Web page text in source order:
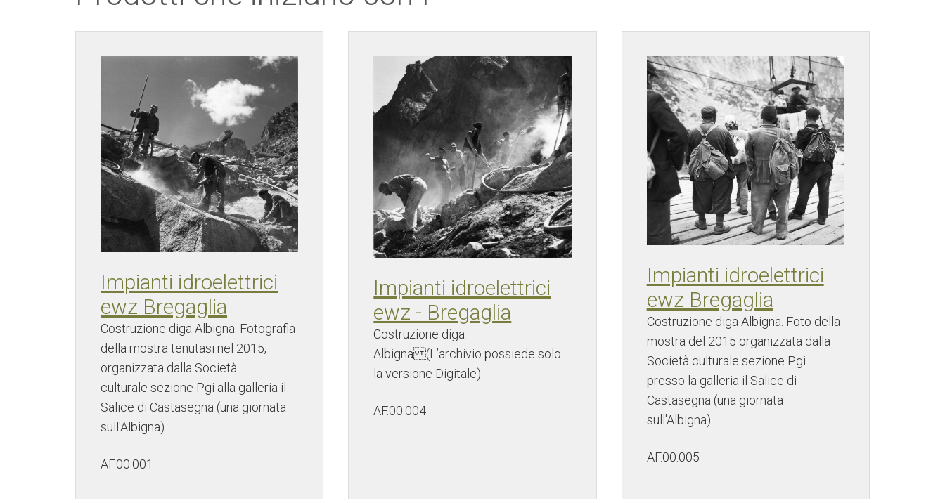
Impianti idroelettrici
ewz Bregaglia
Costruzione diga Albigna. Fotografia
della mostra tenutasi nel 2015,
organizzata dalla Società
culturale sezione Pgi alla galleria il
Salice di Castasegna (una giornata
sull'Albigna)
AF.00.001
Impianti idroelettrici
ewz - Bregaglia
Costruzione diga
Albigna (L’archivio possiede solo
la versione Digitale)
AF.00.004
Impianti idroelettrici
ewz Bregaglia
Costruzione diga Albigna. Foto della
mostra del 2015 organizzata dalla
Società culturale sezione Pgi
presso la galleria il Salice di
Castasegna (una giornata
sull'Albigna)
AF.00.005